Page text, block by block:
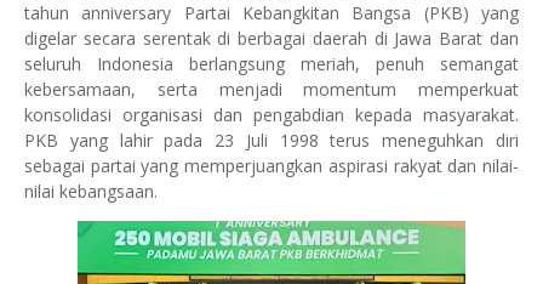
tahun anniversary Partai Kebangkitan Bangsa (PKB) yang
digelar secara serentak di berbagai daerah di Jawa Barat dan
seluruh Indonesia berlangsung meriah, penuh semangat
kebersamaan, serta menjadi momentum memperkuat
konsolidasi organisasi dan pengabdian kepada masyarakat.
PKB yang lahir pada 23 Juli 1998 terus meneguhkan diri
sebagai partai yang memperjuangkan aspirasi rakyat dan nilai-
nilai kebangsaan.